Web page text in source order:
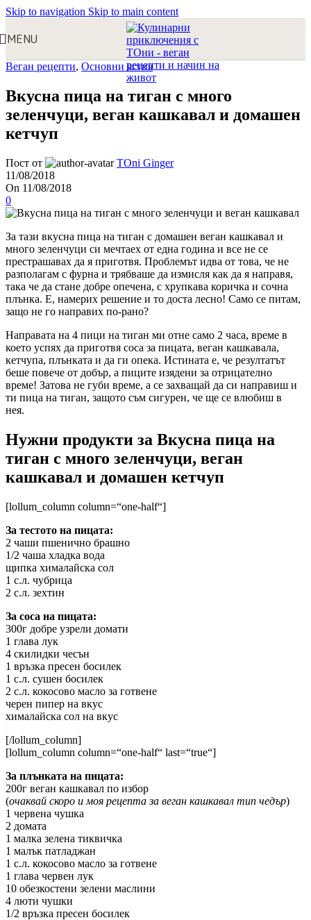
Skip to navigation Skip to main content
MENU
Веган рецепти, Основни ястия
Вкусна пица на тиган с много
зеленчуци, веган кашкавал и домашен
кетчуп
Пост от
TOni Ginger
11/08/2018
On 11/08/2018
0
За тази вкусна пица на тиган с домашен веган кашкавал и
много зеленчуци си мечтаех от една година и все не се
престрашавах да я приготвя. Проблемът идва от това, че не
разполагам с фурна и трябваше да измисля как да я направя,
така че да стане добре опечена, с хрупкава коричка и сочна
плънка. Е, намерих решение и то доста лесно! Само се питам,
защо не го направих по-рано?
Направата на 4 пици на тиган ми отне само 2 часа, време в
което успях да приготвя соса за пицата, веган кашкавала,
кетчупа, плънката и да ги опека. Истината е, че резултатът
беше повече от добър, а пиците изядени за отрицателно
време! Затова не губи време, а се захващай да си направиш и
ти пица на тиган, защото съм сигурен, че ще се влюбиш в
нея.
Нужни продукти за Вкусна пица на
тиган с много зеленчуци, веган
кашкавал и домашен кетчуп
[lollum_column column=“one-half“]
За тестото на пицата:
2 чаши пшенично брашно
1/2 чаша хладка вода
щипка хималайска сол
1 с.л. чубрица
2 с.л. зехтин
За соса на пицата:
300г добре узрели домати
1 глава лук
4 скилидки чесън
1 връзка пресен босилек
1 с.л. сушен босилек
2 с.л. кокосово масло за готвене
черен пипер на вкус
хималайска сол на вкус
[/lollum_column]
[lollum_column column=“one-half“ last=“true“]
За плънката на пицата:
200г веган кашкавал по избор
(очаквай скоро и моя рецепта за веган кашкавал тип чедър)
1 червена чушка
2 домата
1 малка зелена тиквичка
1 малък патладжан
1 с.л. кокосово масло за готвене
1 глава червен лук
10 обезкостени зелени маслини
4 люти чушки
1/2 връзка пресен босилек